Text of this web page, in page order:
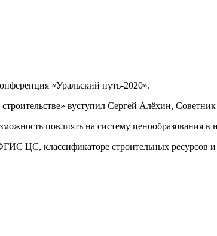
«Уральский путь-2020».
вуступил Сергей Алёхин,
повлиять на систему ценообразования в
ЦС, классификаторе строительных ресурсов